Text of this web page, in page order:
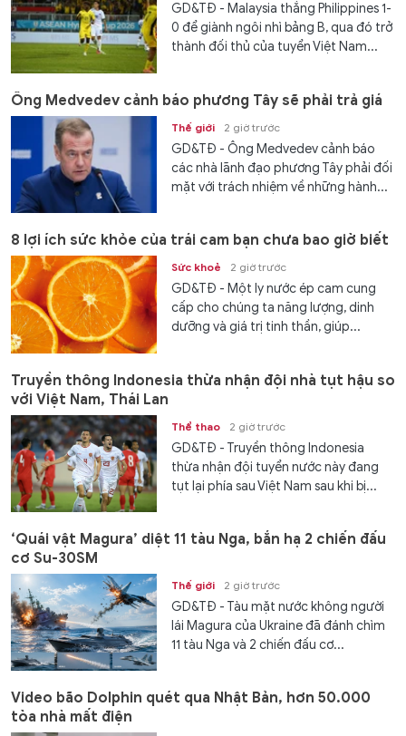
GD&TĐ - Malaysia thắng Philippines 1-
0 để giành ngôi nhì bảng B, qua đó trở
thành đối thủ của tuyển Việt Nam...
Ông Medvedev cảnh báo phương Tây sẽ phải trả giá
Thế giới 2 giờ trước
GD&TĐ - Ông Medvedev cảnh báo
các nhà lãnh đạo phương Tây phải đối
mặt với trách nhiệm về những hành...
8 lợi ích sức khỏe của trái cam bạn chưa bao giờ biết
Sức khoẻ 2 giờ trước
GD&TĐ - Một ly nước ép cam cung
cấp cho chúng ta năng lượng, dinh
dưỡng và giá trị tinh thần, giúp...
Truyền thông Indonesia thừa nhận đội nhà tụt hậu so
với Việt Nam, Thái Lan
Thể thao 2 giờ trước
GD&TĐ - Truyền thông Indonesia
thừa nhận đội tuyển nước này đang
tụt lại phía sau Việt Nam sau khi bị...
‘Quái vật Magura’ diệt 11 tàu Nga, bắn hạ 2 chiến đấu
cơ Su-30SM
Thế giới 2 giờ trước
GD&TĐ - Tàu mặt nước không người
lái Magura của Ukraine đã đánh chìm
11 tàu Nga và 2 chiến đấu cơ...
Video bão Dolphin quét qua Nhật Bản, hơn 50.000
tòa nhà mất điện